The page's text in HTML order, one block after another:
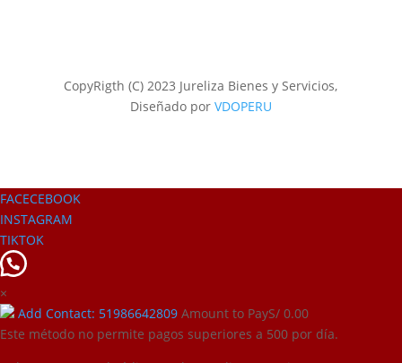
CopyRigth (C) 2023 Jureliza Bienes y Servicios,
Diseñado por VDOPERU
FACECEBOOK
INSTAGRAM
TIKTOK
×
Add Contact: 51986642809 Amount to PayS/ 0.00
Este método no permite pagos superiores a 500 por día.